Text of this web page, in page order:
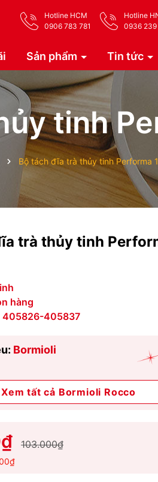
Hotline HCM
0906 783 781
Hotline
0936 239
Sản phẩm Tin tức
tinh
Bộ tách đĩa trà thủy tinh Performa
trà thủy tinh
hàng
405826-405837
Bormioli
Xem tất cả Bormioli Rocco
103.000₫